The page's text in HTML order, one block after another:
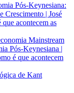
Pós-Keynesiana:
Crescimento | José
acontecem as
Mainstream
Pós-Keynesiana |
é que acontecem
de Kant